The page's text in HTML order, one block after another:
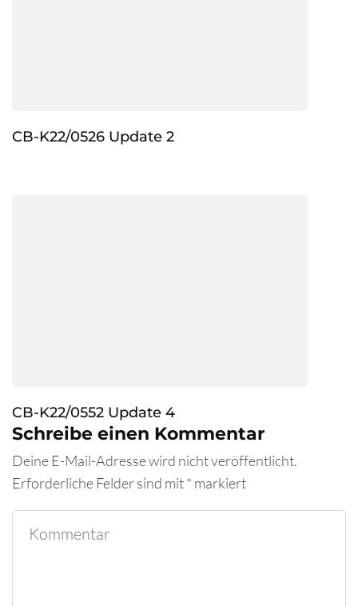
CB-K22/0526 Update 2
CB-K22/0552 Update 4
Schreibe einen Kommentar
Deine E-Mail-Adresse wird nicht veröffentlicht.
Erforderliche Felder sind mit* markiert